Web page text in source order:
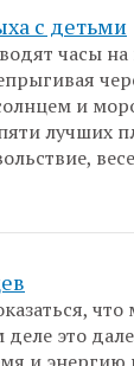
с детьми
часы на
и
лучших
это